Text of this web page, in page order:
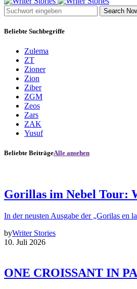
Search
Beliebte Suchbegriffe
Zulema
ZT
Zioner
Zion
Ziber
ZGM
Zeos
Zars
ZAK
Yusuf
Beliebte BeiträgeAlle ansehen
Gorillas im Nebel Tour:
In der neusten Ausgabe der „Gorilas en
byWriter Stories
10. Juli 2026
ONE CROISSANT IN